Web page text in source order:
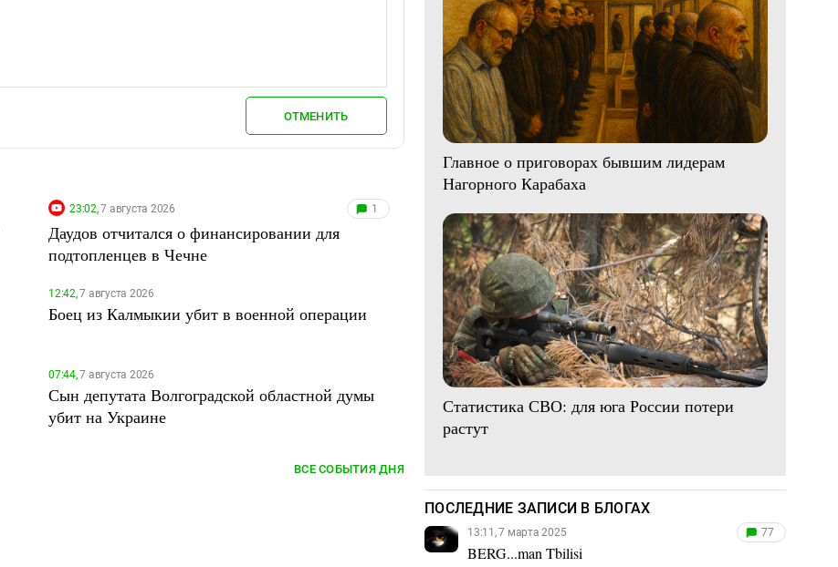
ОТМЕНИТЬ
23:02,7 августа 2026 1
Даудов отчитался о финансировании для
подтопленцев в Чечне
12:42,7 августа 2026
Боец из Калмыкии убит в военной операции
07:44,7 августа 2026
Сын депутата Волгоградской областной думы
убит на Украине
ВСЕ СОБЫТИЯ ДНЯ
Главное о приговорах бывшим лидерам
Нагорного Карабаха
Статистика СВО: для юга России потери
растут
ПОСЛЕДНИЕ ЗАПИСИ В БЛОГАХ
13:11, 7 марта 2025
BERG...man Tbilisi
77